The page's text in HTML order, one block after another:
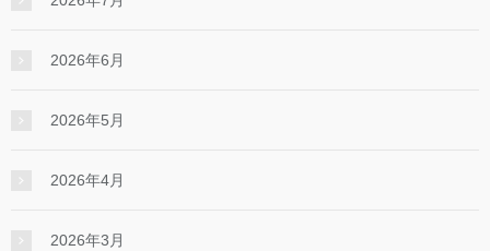
2026年6月
2026年5月
2026年4月
2026年3月